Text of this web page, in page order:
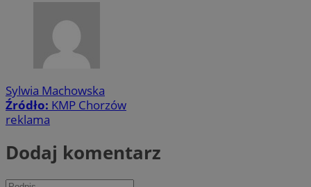
Sylwia Machowska
Źródło: KMP Chorzów
reklama
Dodaj komentarz